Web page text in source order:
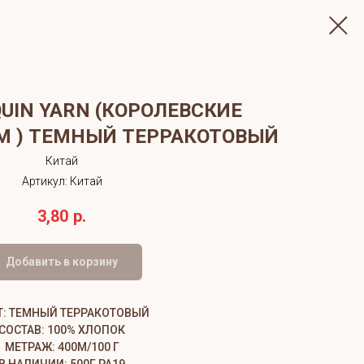
YARN (КОРОЛЕВСКИЕ
) ТЕМНЫЙ ТЕРРАКОТОВЫЙ
Китай
Артикул: Китай
3,80 р.
Добавить в корзину
ТЕМНЫЙ ТЕРРАКОТОВЫЙ
СОСТАВ: 100% ХЛОПОК
МЕТРАЖ: 400М/100 Г